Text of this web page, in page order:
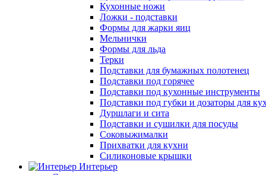
Кухонные ножи
Ложки - подставки
Формы для жарки яиц
Мельнички
Формы для льда
Терки
Подставки для бумажных полотенец
Подставки под горячее
Подставки под кухонные инструменты
Подставки под губки и дозаторы для
Дуршлаги и сита
Подставки и сушилки для посуды
Соковыжималки
Прихватки для кухни
Силиконовые крышки
Интерьер